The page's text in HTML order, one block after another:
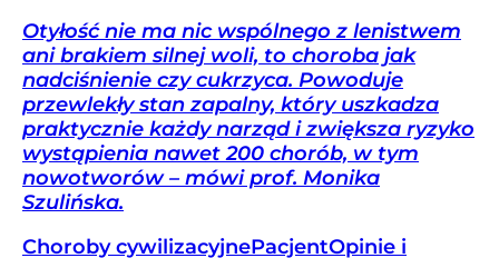
Otyłość nie ma nic wspólnego z lenistwem
ani brakiem silnej woli, to choroba jak
nadciśnienie czy cukrzyca. Powoduje
przewlekły stan zapalny, który uszkadza
praktycznie każdy narząd i zwiększa ryzyko
wystąpienia nawet 200 chorób, w tym
nowotworów – mówi prof. Monika
Szulińska.
Choroby cywilizacyjnePacjentOpinie i